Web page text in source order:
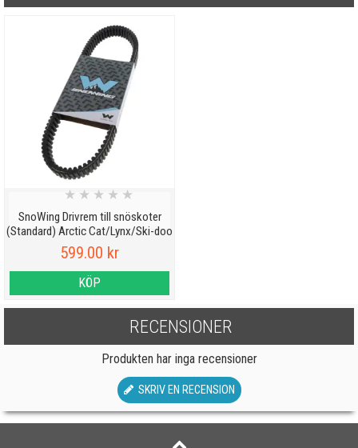
SnoWing Drivrem till snöskoter
(Standard) Arctic Cat/Lynx/Ski-doo
★ ★ ★ ★ ★
599.00 kr
KÖP
RECENSIONER
Produkten har inga recensioner
SKRIV EN RECENSION